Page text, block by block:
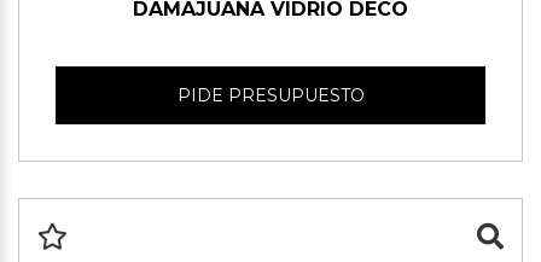
DAMAJUANA VIDRIO DECO
PIDE PRESUPUESTO